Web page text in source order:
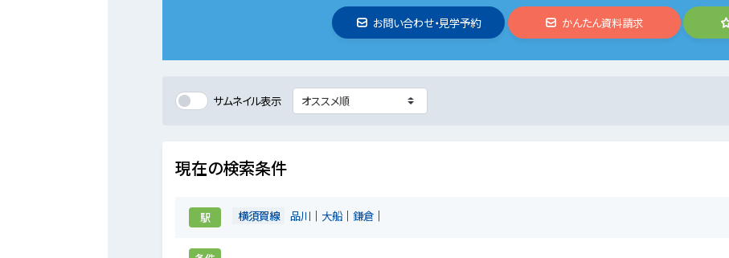
お問い合わせ・見学予約 かんたん資料請求
サムネイル表示
現在の検索条件
駅 横須賀線 品川 大船 鎌倉